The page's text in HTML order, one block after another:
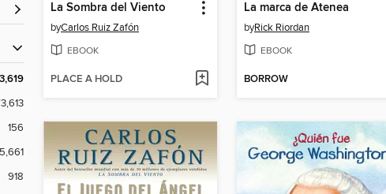
156
918
La Sombra del Viento
byCarlos Ruiz Zafón
EBOOK
PLACE A HOLD
La marca de Atenea
byRick Riordan
EBOOK
BORROW